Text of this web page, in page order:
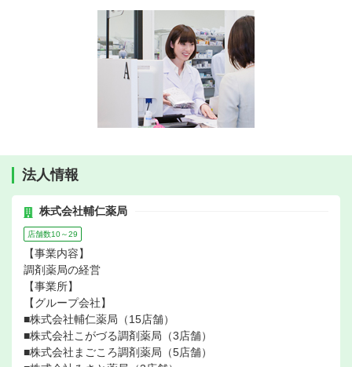
法人情報
株式会社輔仁薬局
店舗数10～29
【事業内容】
調剤薬局の経営
【事業所】
【グループ会社】
■株式会社輔仁薬局（15店舗）
■株式会社こがづる調剤薬局（3店舗）
■株式会社まごころ調剤薬局（5店舗）